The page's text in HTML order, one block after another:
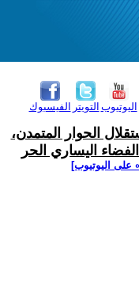
الفيسبوك التويتر اليوتيوب
الحوار المتمدن،
اليساري الحر
على اليوتيوب]